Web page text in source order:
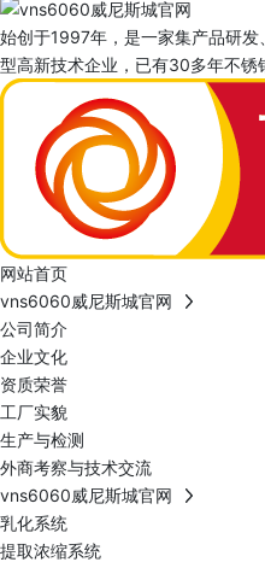
始创于1997年，是一家集产品研
型高新技术企业，已有30多年不锈
网站首页
vns6060威尼斯城官网
公司简介
企业文化
资质荣誉
工厂实貌
生产与检测
外商考察与技术交流
vns6060威尼斯城官网
乳化系统
提取浓缩系统